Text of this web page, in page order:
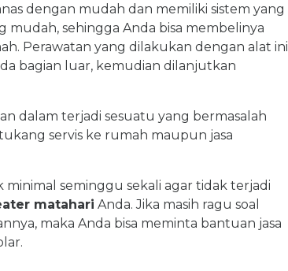
dengan mudah dan memiliki sistem yang
mudah, sehingga Anda bisa membelinya
Perawatan yang dilakukan dengan alat ini
bagian luar, kemudian dilanjutkan
dalam terjadi sesuatu yang bermasalah
servis ke rumah maupun jasa
seminggu sekali agar tidak terjadi
matahari Anda. Jika masih ragu soal
maka Anda bisa meminta bantuan jasa